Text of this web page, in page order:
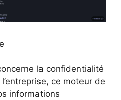
la confidentialité
ce moteur de
informations